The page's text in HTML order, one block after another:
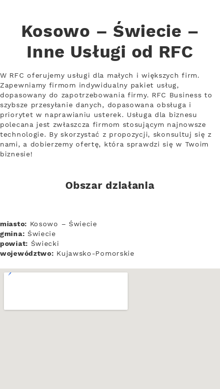
Kosowo – Świecie –
Inne Usługi od RFC
W RFC oferujemy usługi dla małych i większych firm.
Zapewniamy firmom indywidualny pakiet usług,
dopasowany do zapotrzebowania firmy. RFC Business to
szybsze przesyłanie danych, dopasowana obsługa i
priorytet w naprawianiu usterek. Usługa dla biznesu
polecana jest zwłaszcza firmom stosującym najnowsze
technologie. By skorzystać z propozycji, skonsultuj się z
nami, a dobierzemy ofertę, która sprawdzi się w Twoim
biznesie!
Obszar działania
miasto: Kosowo – Świecie
gmina: Świecie
powiat: Świecki
województwo: Kujawsko-Pomorskie